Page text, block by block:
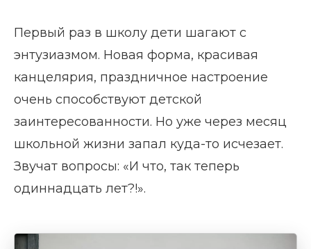
Первый раз в школу дети шагают с
энтузиазмом. Новая форма, красивая
канцелярия, праздничное настроение
очень способствуют детской
заинтересованности. Но уже через месяц
школьной жизни запал куда-то исчезает.
Звучат вопросы: «И что, так теперь
одиннадцать лет?!».